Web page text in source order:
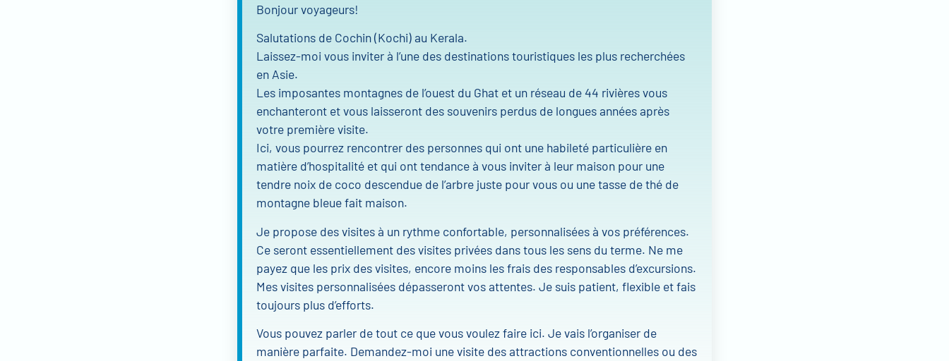
Bonjour voyageurs!
Salutations de Cochin (Kochi) au Kerala.
Laissez-moi vous inviter à l’une des destinations touristiques les plus recherchées
en Asie.
Les imposantes montagnes de l’ouest du Ghat et un réseau de 44 rivières vous
enchanteront et vous laisseront des souvenirs perdus de longues années après
votre première visite.
Ici, vous pourrez rencontrer des personnes qui ont une habileté particulière en
matière d’hospitalité et qui ont tendance à vous inviter à leur maison pour une
tendre noix de coco descendue de l’arbre juste pour vous ou une tasse de thé de
montagne bleue fait maison.
Je propose des visites à un rythme confortable, personnalisées à vos préférences.
Ce seront essentiellement des visites privées dans tous les sens du terme. Ne me
payez que les prix des visites, encore moins les frais des responsables d’excursions.
Mes visites personnalisées dépasseront vos attentes. Je suis patient, flexible et fais
toujours plus d’efforts.
Vous pouvez parler de tout ce que vous voulez faire ici. Je vais l’organiser de
manière parfaite. Demandez-moi une visite des attractions conventionnelles ou des